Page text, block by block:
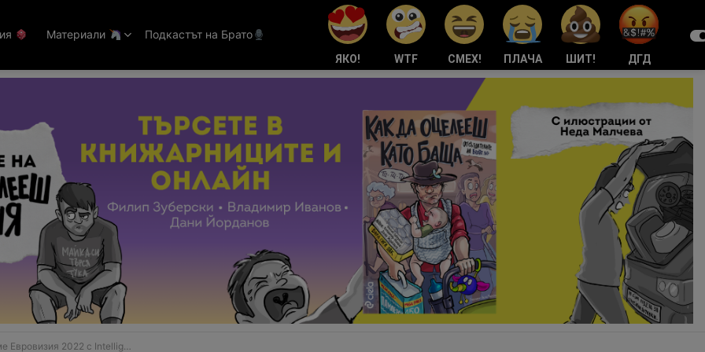
Материали Подкастът на Брато
ЯКО! WTF СМЕХ! ПЛАЧА ШИТ! ДГД
2022 с Intelligent Music Project и Рони Ромеро